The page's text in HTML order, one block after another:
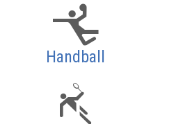
Handball